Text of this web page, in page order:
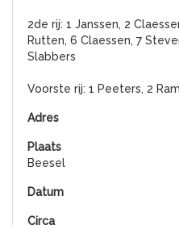
2de rij: 1 Janssen, 2
Rutten, 6 Claessen, 7
Slabbers
Voorste rij: 1 Peeters, 2
Beesel